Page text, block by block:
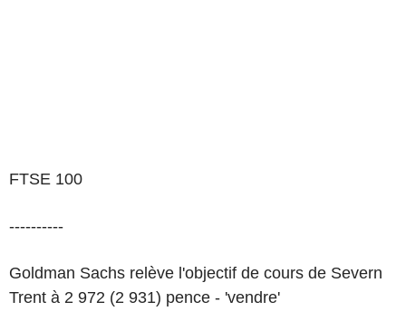
FTSE 100
----------
Goldman Sachs relève l'objectif de cours de Severn
Trent à 2 972 (2 931) pence - 'vendre'